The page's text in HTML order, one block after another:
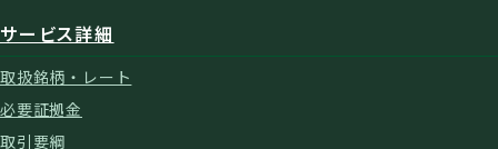
サービス詳細
取扱銘柄・レート
必要証拠金
取引要綱